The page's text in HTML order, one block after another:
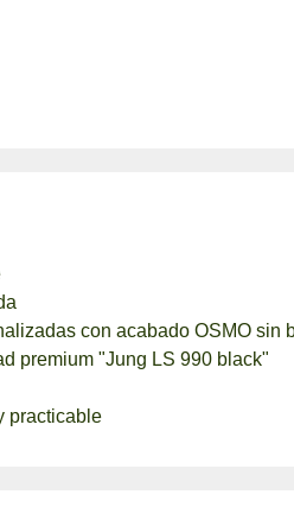
con acabado OSMO sin
premium "Jung LS 990 black"
practicable